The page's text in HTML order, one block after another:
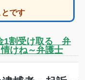
とです
1割受け取る 弁
けね～弁護士